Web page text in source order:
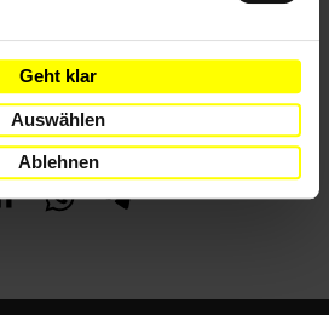
Geht klar
Auswählen
Ablehnen